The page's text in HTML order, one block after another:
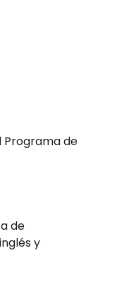
Programa de
de
y